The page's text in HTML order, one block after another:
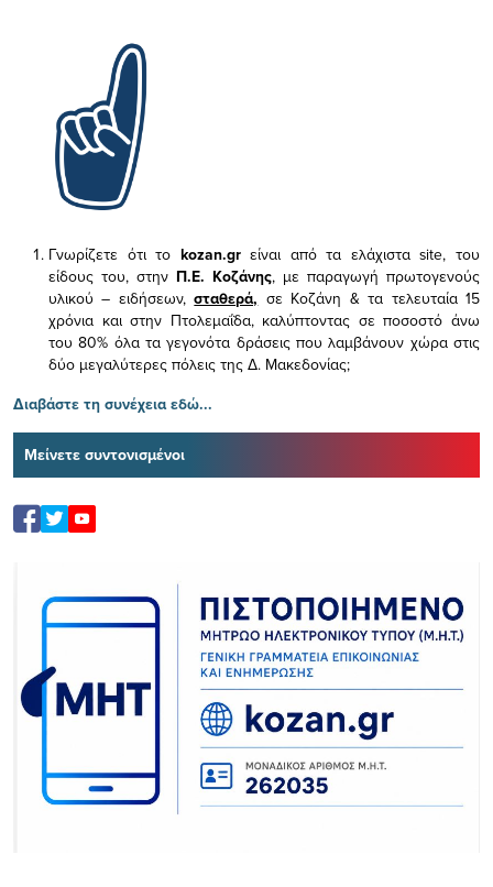
Γνωρίζετε ότι το kozan.gr είναι από τα ελάχισταsite, του
είδους του, στην Π.Ε. Κοζάνης, με παραγωγή πρωτογενούς
υλικού – ειδήσεων,σταθερά, σε Κοζάνη & τα τελευταία 15
χρόνια και στην Πτολεμαΐδα, καλύπτοντας σε ποσοστό άνω
του 80% όλα τα γεγονότα δράσεις που λαμβάνουν χώρα στις
δύο μεγαλύτερες πόλεις της Δ. Μακεδονίας;
Διαβάστε τη συνέχεια εδώ...
Μείνετε συντονισμένοι